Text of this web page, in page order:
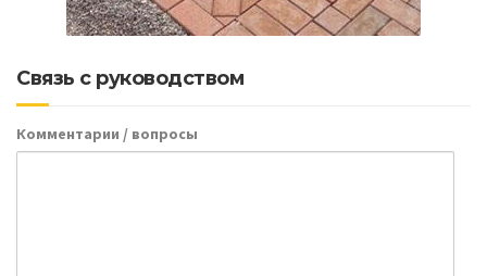
Связь с руководством
Комментарии / вопросы